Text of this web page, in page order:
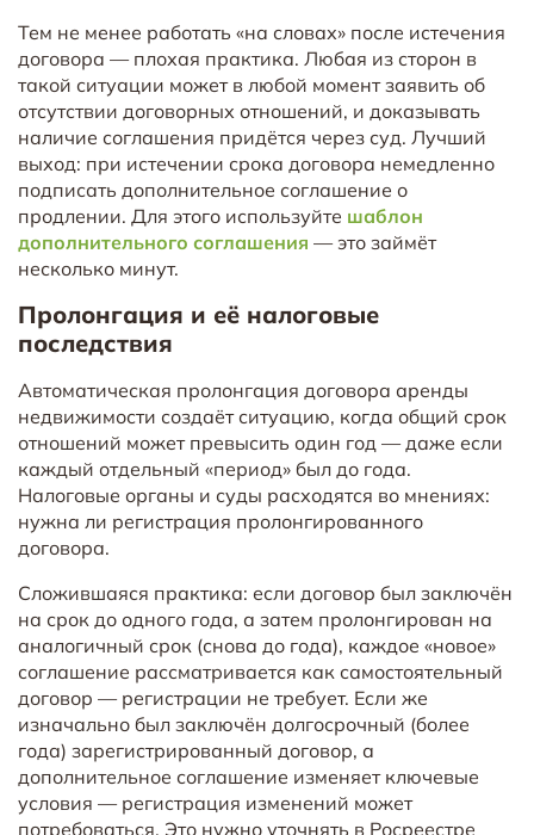
Тем не менее работать «на словах» после истечения
договора — плохая практика. Любая из сторон в
такой ситуации может в любой момент заявить об
отсутствии договорных отношений, и доказывать
наличие соглашения придётся через суд. Лучший
выход: при истечении срока договора немедленно
подписать дополнительное соглашение о
продлении. Для этого используйте шаблон
дополнительного соглашения — это займёт
несколько минут.
Пролонгация и её налоговые
последствия
Автоматическая пролонгация договора аренды
недвижимости создаёт ситуацию, когда общий срок
отношений может превысить один год — даже если
каждый отдельный «период» был до года.
Налоговые органы и суды расходятся во мнениях:
нужна ли регистрация пролонгированного
договора.
Сложившаяся практика: если договор был заключён
на срок до одного года, а затем пролонгирован на
аналогичный срок (снова до года), каждое «новое»
соглашение рассматривается как самостоятельный
договор — регистрации не требует. Если же
изначально был заключён долгосрочный (более
года) зарегистрированный договор, а
дополнительное соглашение изменяет ключевые
условия — регистрация изменений может
потребоваться. Это нужно уточнять в Росреестре